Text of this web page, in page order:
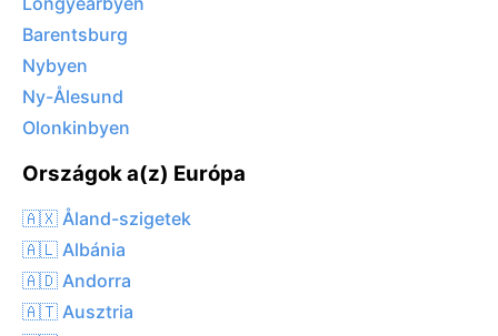
Barentsburg
Nybyen
Ny-Ålesund
Olonkinbyen
Országok a(z) Európa
🇦🇽 Åland-szigetek
🇦🇱 Albánia
🇦🇩 Andorra
🇦🇹 Ausztria